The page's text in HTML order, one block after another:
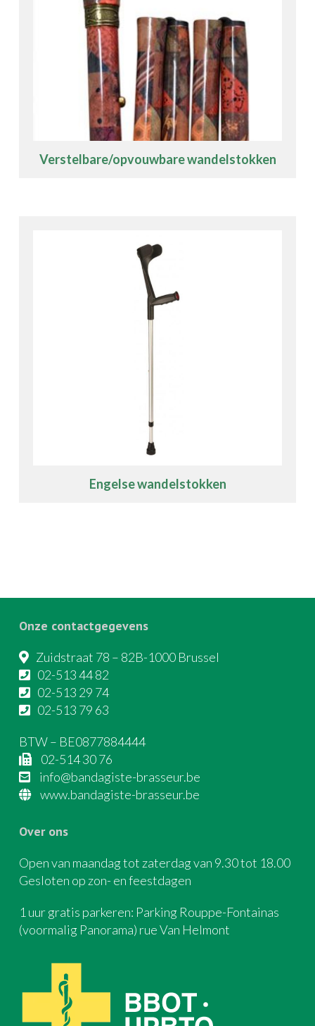
Verstelbare/opvouwbare wandelstokken
Engelse wandelstokken
Onze contactgegevens
Zuidstraat 78 – 82B-1000 Brussel
02-513 44 82
02-513 29 74
02-513 79 63
BTW – BE0877884444
02-514 30 76
info@bandagiste-brasseur.be
www.bandagiste-brasseur.be
Over ons
Open van maandag tot zaterdag van 9.30 tot 18.00
Gesloten op zon- en feestdagen
1 uur gratis parkeren: Parking Rouppe-Fontainas
(voormalig Panorama) rue Van Helmont